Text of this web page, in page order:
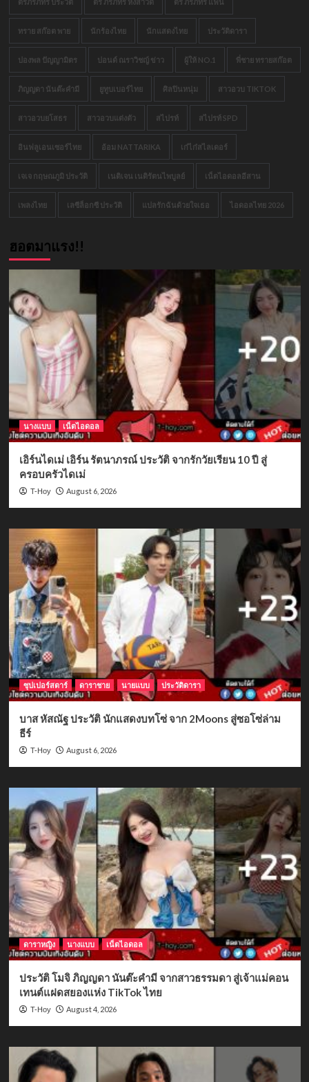
ทราย สก๊อต พาย นักร้องไทย นักแสดงไทย ประวัติดารา
ปองพล ปัญญามิตร ปอนด์ ณราวิชญ์ ข่าว ผู้ให้ NO.1 พี่ชาย ทรายสก๊อต
ภิญญดา นันต๊ะคำมี ยูทูบเบอร์ไทย ศิลปินหนุ่ม สาวอวบ TIKTOK
สาวอวบยโสธร สาวอวบแต่งตัว สไปรท์ สไปรท์ SPD
อินฟลูเอนเซอร์ไทย อ้อม NATTARIKA เก๋ไก๋สไลเดอร์
เจเจ กฤษณภูมิ ประวัติ เนติเจน เนติรัตนไพบูลย์ เน็ตไอดอลอีสาน
เพลงไทย เลซีล็อกซี ประวัติ แปลรักฉันด้วยใจเธอ ไอดอลไทย 2026
ฮอตมาแรง!!
นางแบบ เน็ตไอดอล
เอิร์นไดเม่ เอิร์น รัตนาภรณ์ ประวัติ จากรักวัยเรียน 10 ปี สู่
ครอบครัวไดเม่
T-Hoy August 6, 2026
ซุปเปอร์สตาร์ ดาราชาย นายแบบ ประวัติดารา
บาส หัสณัฐ ประวัติ นักแสดงบทโซ่ จาก 2Moons สู่ซอโซ่ล่าม
ธีร์
T-Hoy August 6, 2026
ดาราหญิง นางแบบ เน็ตไอดอล
ประวัติ โมจิ ภิญญดา นันต๊ะคำมี จากสาวธรรมดา สู่เจ้าแม่คอน
เทนต์แฝดสยองแห่ง TikTok ไทย
T-Hoy August 4, 2026